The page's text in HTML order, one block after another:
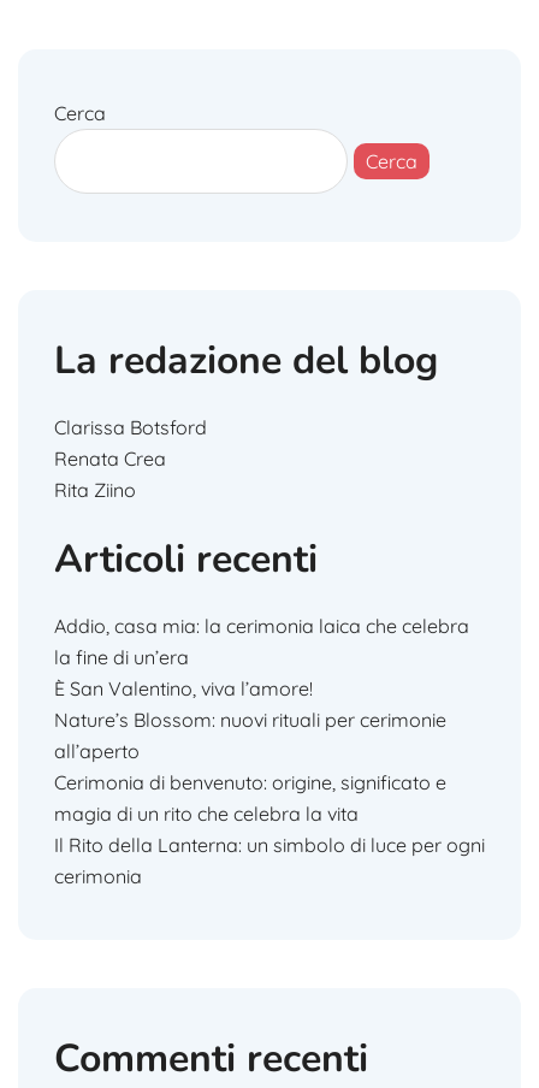
Cerca
Cerca
La redazione del blog
Clarissa Botsford
Renata Crea
Rita Ziino
Articoli recenti
Addio, casa mia: la cerimonia laica che celebra
la fine di un’era
È San Valentino, viva l’amore!
Nature’s Blossom: nuovi rituali per cerimonie
all’aperto
Cerimonia di benvenuto: origine, significato e
magia di un rito che celebra la vita
Il Rito della Lanterna: un simbolo di luce per ogni
cerimonia
Commenti recenti